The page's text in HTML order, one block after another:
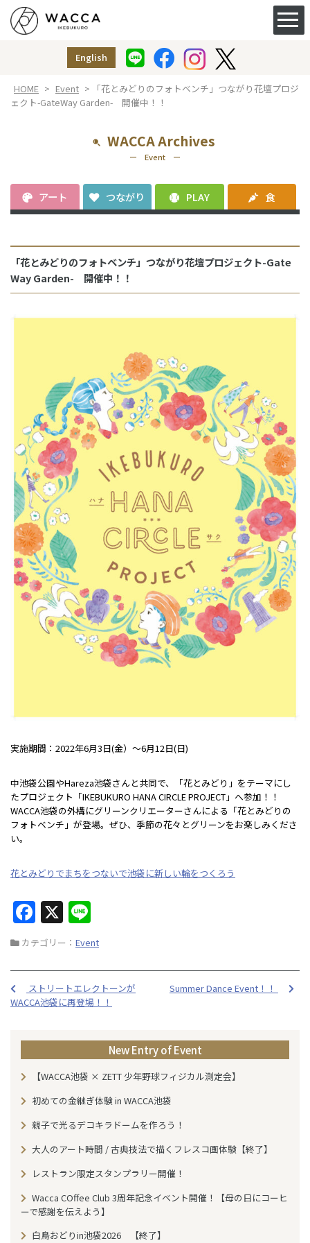
English
ACCESS&FACILITY
アクセス
（ベビー休憩室）
HOME > Event > 「花とみどりのフォトベンチ」つながり花壇プロジ
ェクト-GateWay Garden- 開催中！！
WACCA Archives
ー Event ー
アート つながり PLAY 食
「花とみどりのフォトベンチ」つながり花壇プロジェクト-Gate
Way Garden- 開催中！！
実施期間：2022年6月3日(金）～6月12日(日)
中池袋公園やHareza池袋さんと共同で、「花とみどり」をテーマにし
たプロジェクト「IKEBUKURO HANA CIRCLE PROJECT」へ参加！！
WACCA池袋の外構にグリーンクリエーターさんによる「花とみどりの
フォトベンチ」が登場。ぜひ、季節の花々とグリーンをお楽しみくださ
い。
花とみどりでまちをつないで池袋に新しい輪をつくろう
F
a
c
e
b
o
k
X
n
e
カテゴリー： Event
ストリートエレクトーンが
WACCA池袋に再登場！！
Summer Dance Event！！
New Entry of Event
【WACCA池袋 × ZETT 少年野球フィジカル測定会】
初めての金継ぎ体験 in WACCA池袋
親子で光るデコキラドームを作ろう！
大人のアート時間 / 古典技法で描くフレスコ画体験【終了】
レストラン限定スタンプラリー開催！
Wacca COffee Club 3周年記念イベント開催！【母の日にコーヒ
ーで感謝を伝えよう】
白鳥おどりin池袋2026 【終了】